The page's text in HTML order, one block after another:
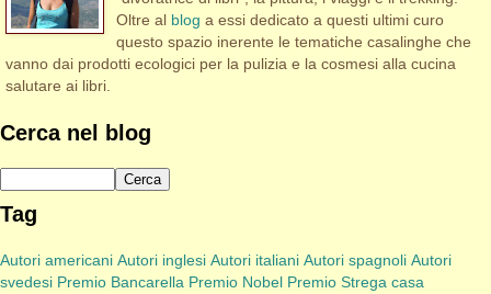
Oltre al blog a essi dedicato a questi ultimi curo
questo spazio inerente le tematiche casalinghe che
vanno dai prodotti ecologici per la pulizia e la cosmesi alla cucina
salutare ai libri.
Cerca nel blog
Tag
Autori americani Autori inglesi Autori italiani Autori spagnoli Autori
svedesi Premio Bancarella Premio Nobel Premio Strega casa